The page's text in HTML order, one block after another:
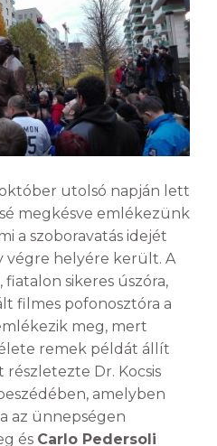
utolsó napján lett
megkésve emlékezünk
a szoboravatás idejét
végre helyére került. A
sikeres úszóra,
filmes pofonosztóra a
meg, mert
remek példát állít
Dr. Kocsis
amelyben
az ünnepségen
és Carlo Pedersoli